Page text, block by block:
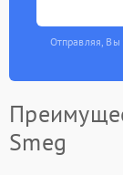
Отправляя, Вы
Smeg